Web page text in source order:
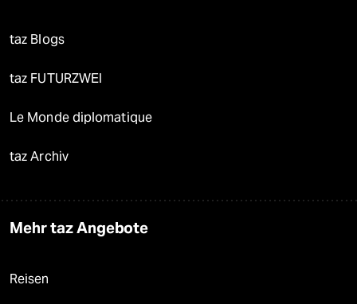
taz Blogs
taz FUTURZWEI
Le Monde diplomatique
taz Archiv
Mehr taz Angebote
Reisen